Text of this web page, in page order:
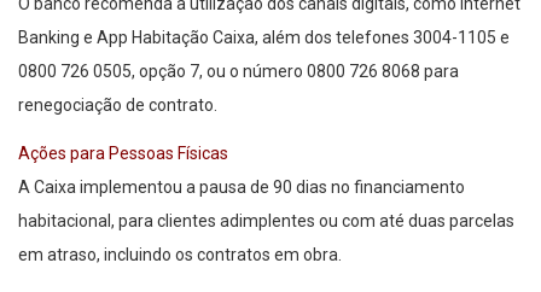
O banco recomenda a utilização dos canais digitais, como Internet
Banking e App Habitação Caixa, além dos telefones 3004-1105 e
0800 726 0505, opção 7, ou o número 0800 726 8068 para
renegociação de contrato.
Ações para Pessoas Físicas
A Caixa implementou a pausa de 90 dias no financiamento
habitacional, para clientes adimplentes ou com até duas parcelas
em atraso, incluindo os contratos em obra.